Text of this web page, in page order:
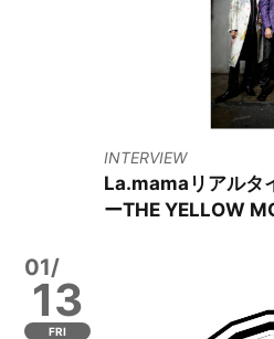
INTERVIEW
La.mamaリアルタ
ーTHE YELLOW
01/
13
FRI